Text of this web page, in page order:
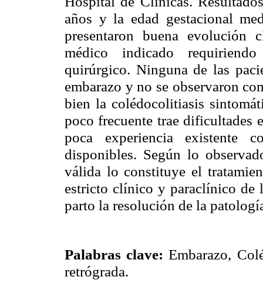
años y la edad gestacional
presentaron buena
médico indicado
quirúrgico. Ninguna de las
embarazo y no se observaron
bien la colédocolitiasis
poco frecuente trae dificultades
poca experiencia existente
disponibles. Según lo
válida lo constituye el
estricto clínico y paraclínico de
parto la resolución de la
Palabras clave: Embarazo,
retrógrada.